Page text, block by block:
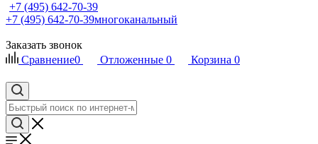
+7 (495) 642-70-39
+7 (495) 642-70-39многоканальный
Заказать звонок
Сравнение0 Отложенные 0 Корзина 0